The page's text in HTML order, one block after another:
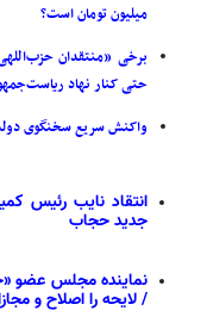
میلیون تومان است؟
برخی «منتقدان
حتی کنار نهاد
واکنش سریع سخنگوی
انتقاد نایب رئیس
جدید حجاب
نماینده مجلس عضو
/ لایحه را اصلاح و